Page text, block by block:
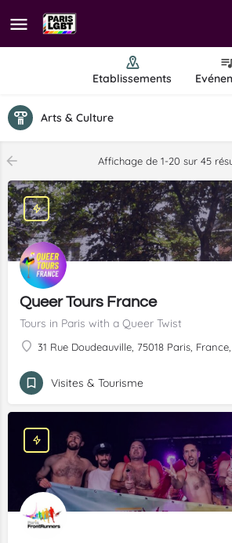
Etablissements
Arts & Culture
Affichage de 1-20 sur 45
Queer Tours France
Tours in Paris with a Queer Twist
31 Rue Doudeauville, 75018 Paris,
Visites & Tourisme